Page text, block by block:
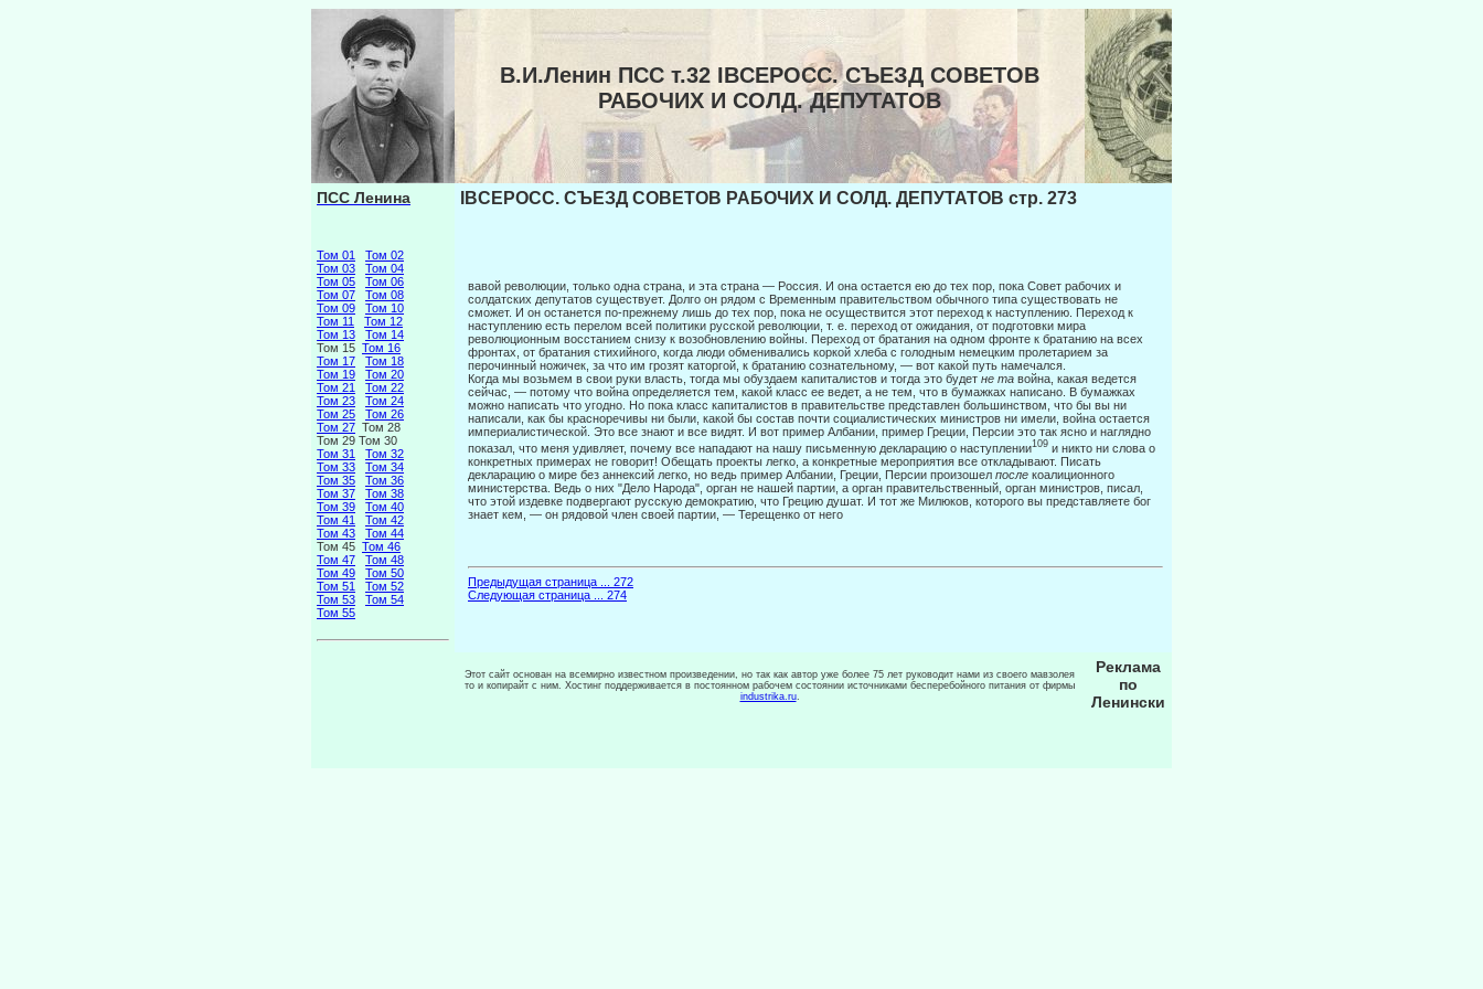
В.И.Ленин ПСС т.32 IBCEPOCC. СЪЕЗД СОВЕТОВ
РАБОЧИХ И СОЛД. ДЕПУТАТОВ
ПСС Ленина
Том 01
Том 02
Том 03
Том 04
Том 05
Том 06
Том 07
Том 08
Том 09
Том 10
Том 11
Том 12
Том 13
Том 14
Том 15 Том 16
Том 17
Том 18
Том 19
Том 20
Том 21
Том 22
Том 23
Том 24
Том 25
Том 26
Том 27 Том 28
Том 29 Том 30
Том 31
Том 32
Том 33
Том 34
Том 35
Том 36
Том 37
Том 38
Том 39
Том 40
Том 41
Том 42
Том 43
Том 44
Том 45 Том 46
Том 47
Том 48
Том 49
Том 50
Том 51
Том 52
Том 53
Том 54
Том 55
IBCEPOCC. СЪЕЗД СОВЕТОВ РАБОЧИХ И СОЛД. ДЕПУТАТОВ стр. 273
вавой революции, только одна страна, и эта страна — Россия. И она остается ею до тех пор, пока Совет рабочих и
солдатских депутатов существует. Долго он рядом с Вре­менным правительством обычного типа существовать не
сможет. И он останется по-прежнему лишь до тех пор, пока не осуществится этот переход к наступлению. Переход к
наступлению есть перелом всей политики русской революции, т. е. переход от ожи­дания, от подготовки мира
революционным восстанием снизу к возобновлению войны. Переход от братания на одном фронте к братанию на всех
фронтах, от братания сти­хийного, когда люди обменивались коркой хлеба с голодным немецким пролетарием за
перочинный ножичек, за что им грозят каторгой, к братанию сознательному, — вот ка­кой путь намечался.
Когда мы возьмем в свои руки власть, тогда мы обуздаем капиталистов и тогда это будет не та война, какая ведется
сейчас, — потому что война определяется тем, ка­кой класс ее ведет, а не тем, что в бумажках написано. В бумажках
можно написать что угодно. Но пока класс капиталистов в правительстве представлен большинством, что бы вы ни
написали, как бы красноречивы ни были, какой бы состав почти социалисти­ческих министров ни имели, война остается
империалистической. Это все знают и все видят. И вот пример Албании, пример Греции, Персии это так ясно и наглядно
пока­зал, что меня удивляет, почему все нападают на нашу письменную декларацию о на­ступлении109 и никто ни слова о
конкретных примерах не говорит! Обещать проекты легко, а конкретные мероприятия все откладывают. Писать
декларацию о мире без ан­нексий легко, но ведь пример Албании, Греции, Персии произошел после коалицион­ного
министерства. Ведь о них "Дело Народа", орган не нашей партии, а орган прави­тельственный, орган министров, писал,
что этой издевке подвергают русскую демокра­тию, что Грецию душат. И тот же Милюков, которого вы представляете бог
знает кем, — он рядовой член своей партии, — Терещенко от него
Предыдущая страница ... 272
Следующая страница ... 274
Этот сайт основан на всемирно известном произведении, но так как автор уже более 75 лет руководит нами из своего мавзолея
то и копирайт с ним. Хостинг поддерживается в постоянном рабочем состоянии источниками бесперебойного питания от фирмы
industrika.ru.
Реклама
по
Ленински